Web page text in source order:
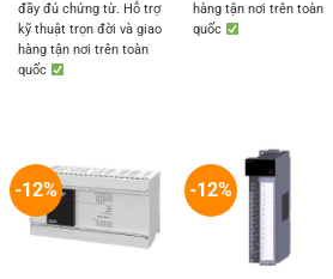
đầy đủ chứng từ. Hỗ trợ
kỹ thuật trọn đời và giao
hàng tận nơi trên toàn
quốc
hàng tận nơi trên toàn
quốc
-12% -12%